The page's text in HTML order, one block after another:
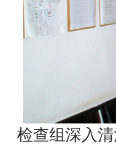
检查组深入清